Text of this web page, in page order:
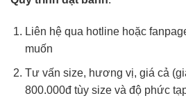
Liên hệ qua hotline hoặc
muốn
Tư vấn size, hương vị, giá cả
800.000đ tùy size và độ phức